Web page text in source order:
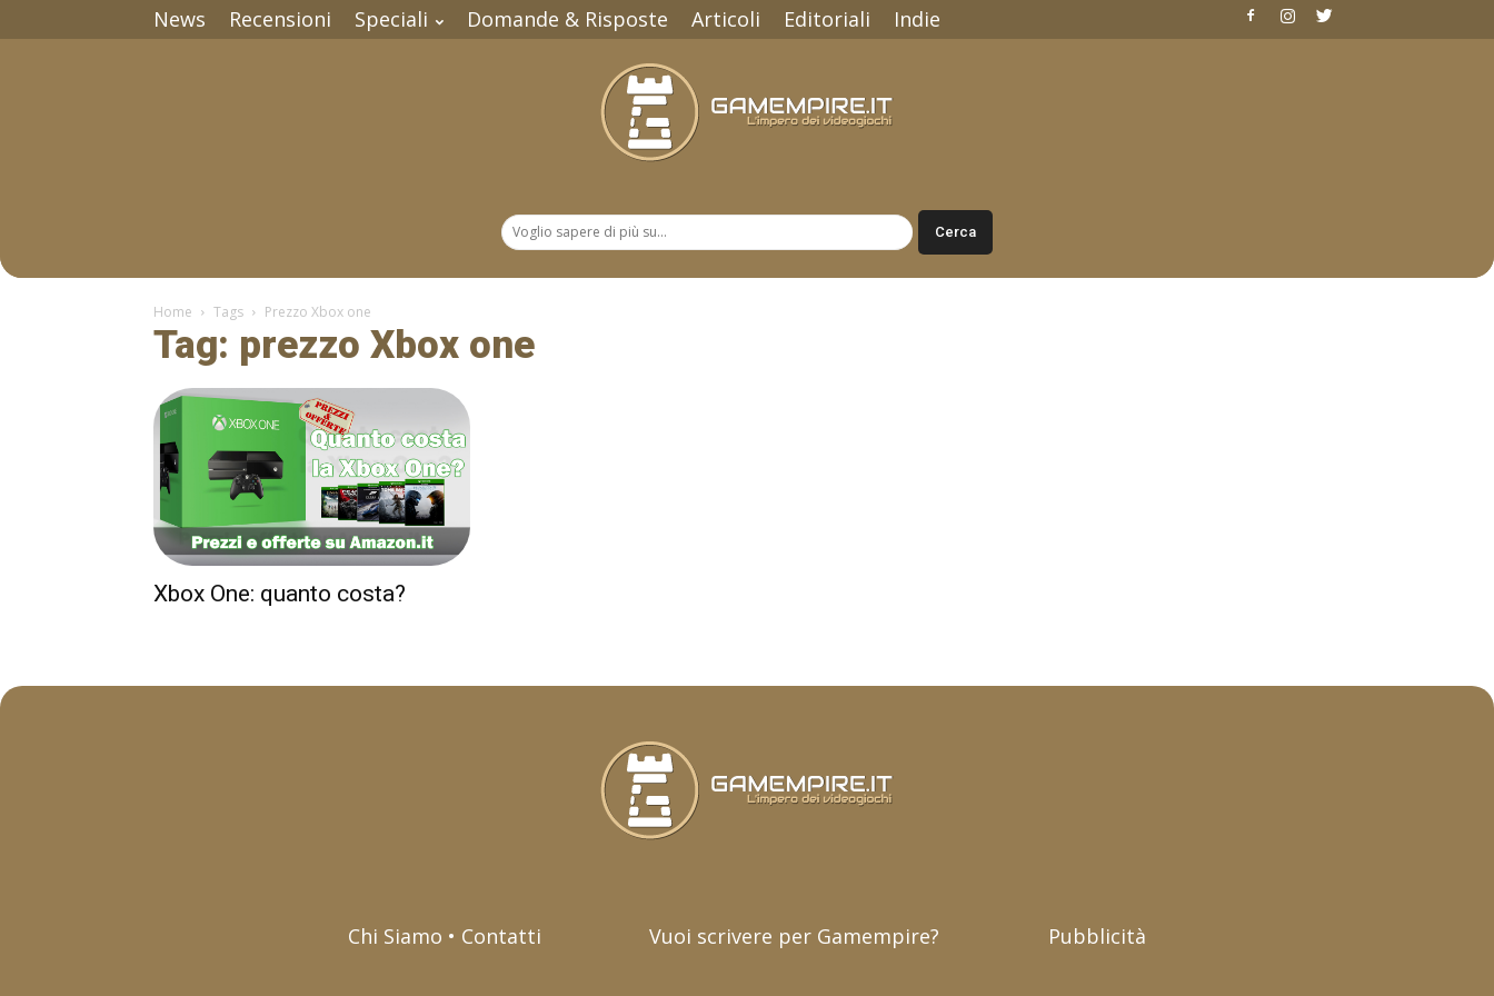
News Recensioni Speciali Domande & Risposte Articoli Editoriali Indie
Home Tags Prezzo Xbox one
Tag: prezzo Xbox one
Xbox One: quanto costa?
Chi Siamo • Contatti Vuoi scrivere per Gamempire? Pubblicità